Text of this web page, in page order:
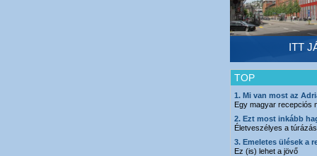
ITT
TOP
1. Mi van most az
Egy magyar recepciós
2. Ezt most inkább
Életveszélyes a túrázás
3. Emeletes ülések a
Ez (is) lehet a jövő